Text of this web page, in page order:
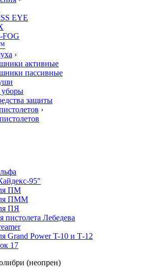
EYE
FOG
›
активные
пассивные
уборы
защиты
›
95"
ПМ
ПММ
ПЯ
пистолета Лебедева
Grand Power T-10 и Т-12
17
(неопрен)